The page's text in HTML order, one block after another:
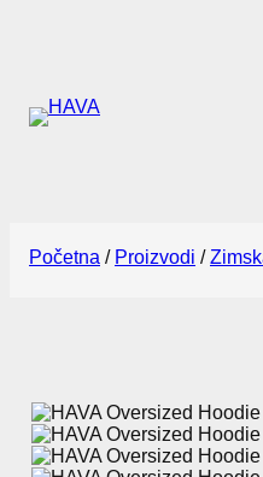
Početna / Proizvodi /